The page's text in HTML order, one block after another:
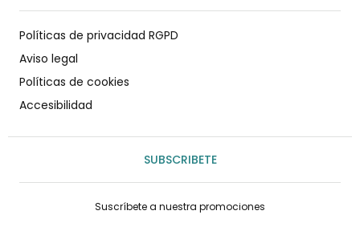
Políticas de privacidad RGPD
Aviso legal
Políticas de cookies
Accesibilidad
SUBSCRIBETE
Suscríbete a nuestra promociones